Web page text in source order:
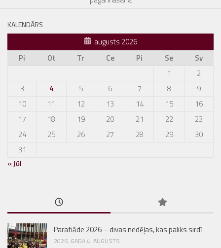
KALENDĀRS
augusts 2026
Pi
Ot Tr Ce Pi Se
Sv
1
2
3
4 5 6 7 8
9
10
11 12 13 14 15
16
17
18 19 20 21 22
23
24
25 26 27 28 29
30
31
« Jūl
Parafiāde 2026 – divas nedēļas, kas paliks sirdī
2026. GADA 4. AUGUSTS